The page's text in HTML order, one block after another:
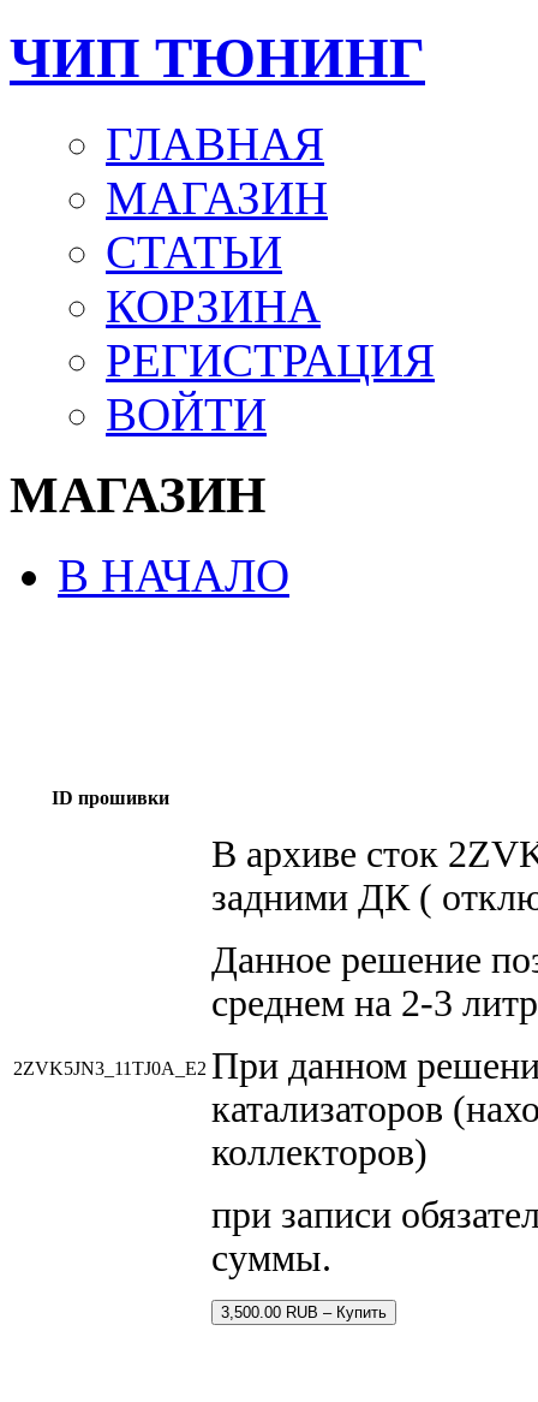
ЧИП ТЮНИНГ
ГЛАВНАЯ
МАГАЗИН
СТАТЬИ
КОРЗИНА
РЕГИСТРАЦИЯ
ВОЙТИ
МАГАЗИН
В НАЧАЛО
ID прошивки
2ZVK5JN3_11TJ0A_E2
В архиве сток
задними ДК (
Данное решение
среднем на 2-3
При данном
катализаторов
коллекторов)
при записи
суммы.
3,500.00 RUB – Купить